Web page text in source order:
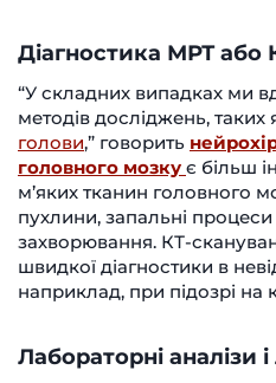
Діагностика МРТ або
“У складних випадках ми
методів досліджень, таких
голови,” говорить
головного мозку є більш
м’яких тканин головного
пухлини, запальні процеси
захворювання. КТ-
швидкої діагностики в
наприклад, при підозрі на
Лабораторні аналізи